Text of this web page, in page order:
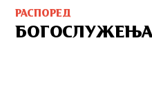
РАСПОРЕД